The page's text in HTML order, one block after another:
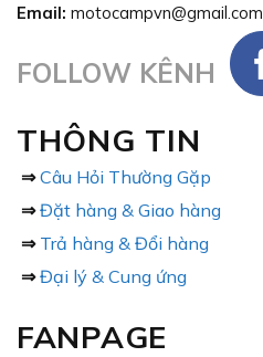
Email: motocampvn@gmail.com
FOLLOW KÊNH
THÔNG TIN
⇒ Câu Hỏi Thường Gặp
⇒ Đặt hàng & Giao hàng
⇒ Trả hàng & Đổi hàng
⇒ Đại lý & Cung ứng
FANPAGE